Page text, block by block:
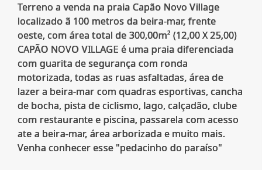
Terreno a venda na praia Capão Novo Village
localizado ã 100 metros da beira-mar, frente
oeste, com área total de 300,00m² (12,00 X 25,00)
CAPÃO NOVO VILLAGE é uma praia diferenciada
com guarita de segurança com ronda
motorizada, todas as ruas asfaltadas, área de
lazer a beira-mar com quadras esportivas, cancha
de bocha, pista de ciclismo, lago, calçadão, clube
com restaurante e piscina, passarela com acesso
ate a beira-mar, área arborizada e muito mais.